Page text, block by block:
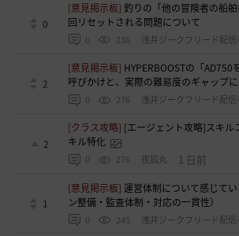
0
[意見掲示板]釣りの「他の冒険者の船
回リセットされる問題について
0 238 浅井ジークフリード配信
2
[意見掲示板] HYPERBOOSTの「AD750
呼びかけと、実際の難易度のギャップ
0 276 浅井ジークフリード配信
2
[クラス攻略] [エージェント攻略]スキル
キル特化
0 276 夜狐丸 1 日前
1
[意見掲示板]運営体制について感じて
ン整備・監査体制・対応の一貫性）
0 245 浅井ジークフリード配信